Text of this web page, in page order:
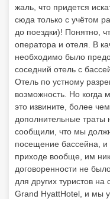
жаль, что придется
сюда только с учётом
до поездки)! Понятно,
оператора и отеля. В
необходимо было
соседний отель с
Отель по устному
возможность. Но когда
это извините, более
дополнительные траты
сообщили, что мы
посещение бассейна,
приходе вообще, им
договоренности не
для других туристов
Grand Hyatt ​Hotel, и мы